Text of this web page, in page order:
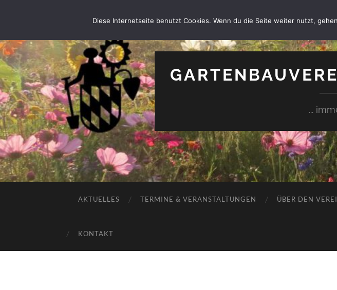
...
AKTUELLES TERMINE & VERANSTALTUNGEN ÜBER DEN
KONTAKT
Diese Internetseite benutzt Cookies. Wenn du die Seite weiter nutzt,